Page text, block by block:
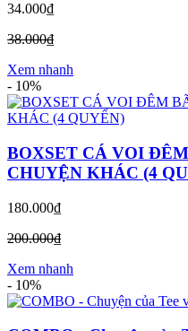
34.000₫
38.000₫
Xem nhanh
- 10%
BOXSET CÁ VOI
CHUYỆN KHÁC (4
180.000₫
200.000₫
Xem nhanh
- 10%